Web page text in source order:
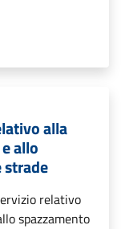
alla
allo
strade
relativo
spazzamento